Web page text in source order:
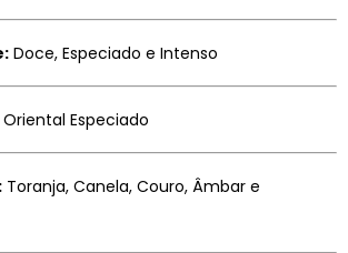
Doce, Especiado e Intenso
Oriental Especiado
Toranja, Canela, Couro, Âmbar e